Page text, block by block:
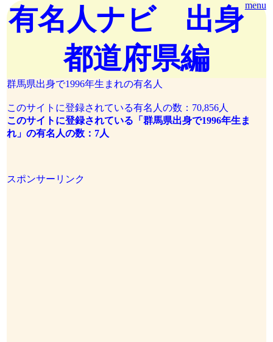
menu
有名人ナビ 出身
都道府県編
群馬県出身で1996年生まれの有名人
このサイトに登録されている有名人の数：70,856人
このサイトに登録されている「群馬県出身で1996年生ま
れ」の有名人の数：7人
スポンサーリンク